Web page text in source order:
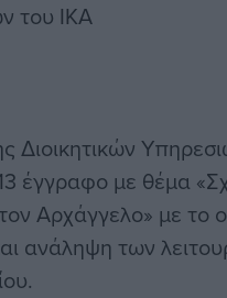
του ΙΚΑ
Διοικητικών
έγγραφο με θέμα
Αρχάγγελο» με το
ανάληψη των